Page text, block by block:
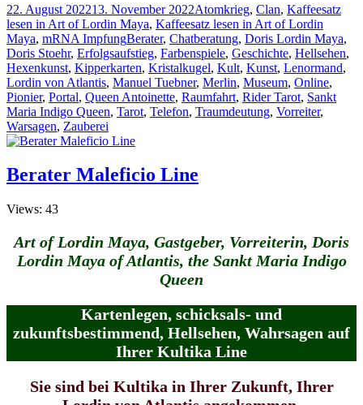
Veröffentlicht
am
22. August 202213. November 2022Kategorien
Atomkrieg, Clan, Kaffeesatz
lesen in Art of Lordin Maya, Kaffeesatz lesen in Art of Lordin
Maya, mRNA ImpfungSchlagwörter
Berater, Chatberatung, Doris Lordin Maya,
Doris Stoehr, Erfolgsaufstieg, Farbenspiele, Geschichte, Hellsehen,
Hexenkunst, Kipperkarten, Kristalkugel, Kult, Kunst, Lenormand,
Lordin von Atlantis, Manuel Tuebner, Merlin, Museum, Online,
Pionier, Portal, Queen Antoinette, Raumfahrt, Rider Tarot, Sankt
Maria Indigo Queen, Tarot, Telefon, Traumdeutung, Vorreiter,
Warsagen, Zauberei
Berater Maleficio Line
Views: 43
Art of Lordin Maya, Gastgeber, Vorreiterin, Doris
Lordin Maya of Atlantis, the Sankt Maria Indigo
Queen
Kartenlegen, schicksals- und
zukunftsbestimmend, Hellsehen, Wahrsagen auf
Ihrer Kultika Line
Sie sind bei Kultika in Ihrer Zukunft, Ihrer